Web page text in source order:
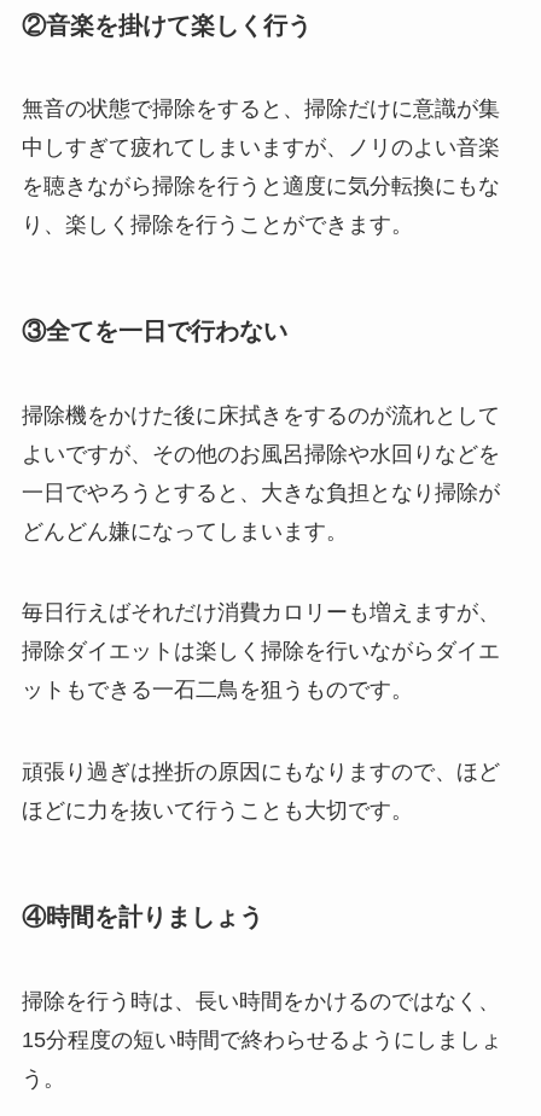
②音楽を掛けて楽しく行う
無音の状態で掃除をすると、掃除だけに意識が集
中しすぎて疲れてしまいますが、ノリのよい音楽
を聴きながら掃除を行うと適度に気分転換にもな
り、楽しく掃除を行うことができます。
③全てを一日で行わない
掃除機をかけた後に床拭きをするのが流れとして
よいですが、その他のお風呂掃除や水回りなどを
一日でやろうとすると、大きな負担となり掃除が
どんどん嫌になってしまいます。
毎日行えばそれだけ消費カロリーも増えますが、
掃除ダイエットは楽しく掃除を行いながらダイエ
ットもできる一石二鳥を狙うものです。
頑張り過ぎは挫折の原因にもなりますので、ほど
ほどに力を抜いて行うことも大切です。
④時間を計りましょう
掃除を行う時は、長い時間をかけるのではなく、
15分程度の短い時間で終わらせるようにしましょ
う。